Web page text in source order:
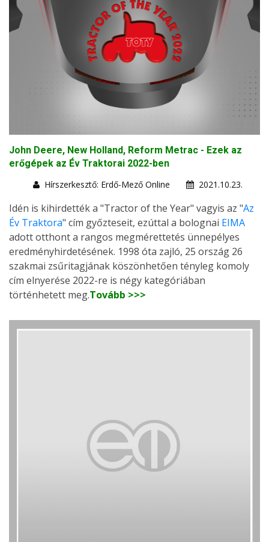
John Deere, New Holland, Reform Metrac - Ezek az
erőgépek az Év Traktorai 2022-ben
Hírszerkesztő: Erdő-Mező Online
2021.10.23.
Idén is kihirdették a "Tractor of the Year" vagyis az "Az
Év Traktora" cím győzteseit, ezúttal a bolognai EIMA
adott otthont a rangos megmérettetés ünnepélyes
eredményhirdetésének. 1998 óta zajló, 25 ország 26
szakmai zsűritagjának köszönhetően tényleg komoly
cím elnyerése 2022-re is négy kategóriában
történhetett meg.Tovább >>>